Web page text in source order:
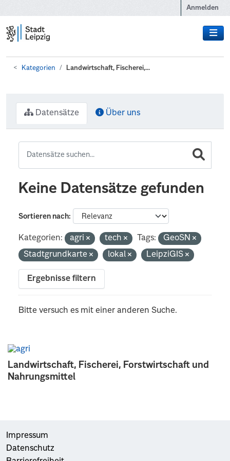
Anmelden
Kategorien Landwirtschaft, Fischerei,...
Landwirtschaft, Fischerei, Forstwirtschaft und
Nahrungsmittel
Datensätze Über uns
Keine Datensätze gefunden
Sortieren nach
Kategorien: agri tech Tags:
GeoSN
Stadtgrundkarte
lokal LeipziGIS
Ergebnisse filtern
Bitte versuch es mit einer anderen Suche.
Impressum
Datenschutz